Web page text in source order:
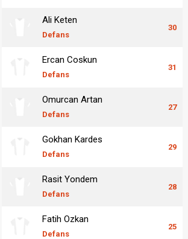
Ali Keten
Defans
30
Ercan Coskun
Defans
31
Omurcan Artan
Defans
27
Gokhan Kardes
Defans
29
Rasit Yondem
Defans
28
Fatih Ozkan
Defans
25